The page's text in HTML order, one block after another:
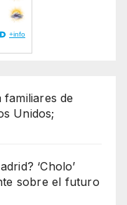
de
Unidos;
‘Cholo’
sobre el futuro